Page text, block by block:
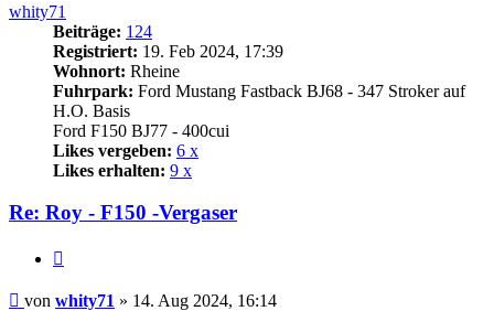
whity71
Beiträge: 124
Registriert: 19. Feb 2024, 17:39
Wohnort: Rheine
Fuhrpark: Ford Mustang Fastback BJ68 - 347 Stroker auf
H.O. Basis
Ford F150 BJ77 - 400cui
Likes vergeben: 6 x
Likes erhalten: 9 x
Re: Roy - F150 -Vergaser
Beitrag
von whity71 » 14. Aug 2024, 16:14